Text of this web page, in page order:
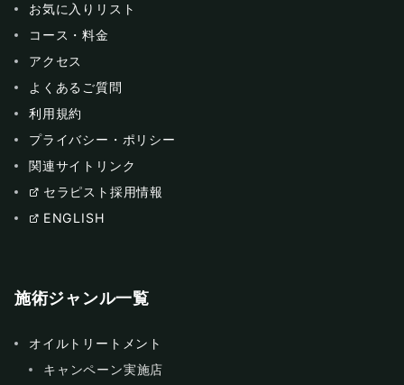
お気に入りリスト
コース・料金
アクセス
よくあるご質問
利用規約
プライバシー・ポリシー
関連サイトリンク
セラピスト採用情報
ENGLISH
施術ジャンル一覧
オイルトリートメント
キャンペーン実施店